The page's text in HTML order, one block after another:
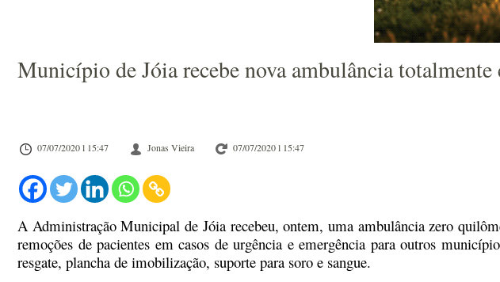
Município de Jóia recebe nova ambulância totalmente
07/07/2020 l 15:47 Jonas Vieira 07/07/2020 l 15:47
A Administração Municipal de Jóia recebeu, ontem, uma ambulância zero
remoções de pacientes em casos de urgência e emergência para outros
resgate, plancha de imobilização, suporte para soro e sangue.